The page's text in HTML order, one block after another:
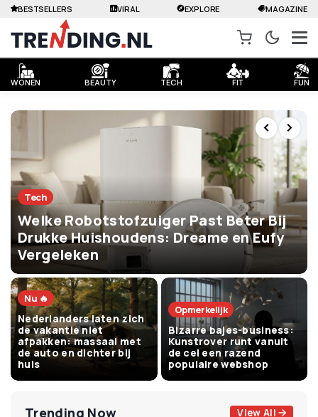
WONEN BEAUTY TECH FIT FUN
BESTSELLERS VIRAL EXPLORE MAGAZINE
Tech
Welke Robotstofzuiger Past Beter Bij
Drukke Huishoudens: Dreame en Eufy
Vergeleken
Nu 🔥
Nederlanders laten zich
de vakantie niet
afpakken: massaal met
de auto en dichter bij
huis
Opmerkelijk
Bizarre bajes-business:
Kunstrover runt vanuit
de cel een razend
populaire webshop
Trending Now View All